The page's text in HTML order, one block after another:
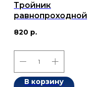
Тройник
равнопроходной
бесшовный ГОСТ
820 р.
В корзину